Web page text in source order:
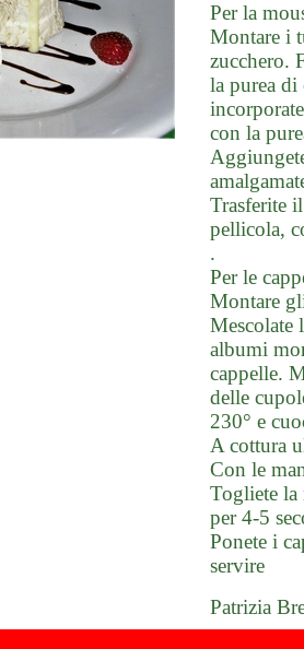
Per la
Montare i
zucchero.
la purea di
con la
Trasferite
pellicola,
.
Per le
Montare
Mescolate
albumi
cappelle.
delle
230° e
A cottura
Con le
Togliete la
per 4-5
Ponete i
servire
Patrizia